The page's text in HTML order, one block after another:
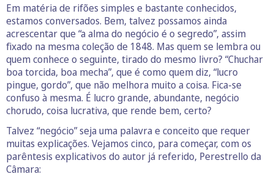
Em matéria de rifões simples e bastante conhecidos,
estamos conversados. Bem, talvez possamos ainda
acrescentar que “a alma do negócio é o segredo”, assim
fixado na mesma coleção de 1848. Mas quem se lembra ou
quem conhece o seguinte, tirado do mesmo livro? “Chuchar
boa torcida, boa mecha”, que é como quem diz, “lucro
pingue, gordo”, que não melhora muito a coisa. Fica-se
confuso à mesma. É lucro grande, abundante, negócio
chorudo, coisa lucrativa, que rende bem, certo?
Talvez “negócio” seja uma palavra e conceito que requer
muitas explicações. Vejamos cinco, para começar, com os
parêntesis explicativos do autor já referido, Perestrello da
Câmara: